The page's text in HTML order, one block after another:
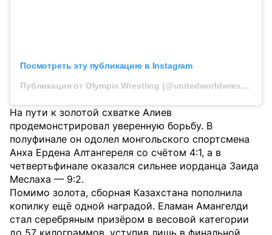
Посмотреть эту публикацию в Instagram
Публикация от Olympic Wrestling (@unitedworldwrestling)
На пути к золотой схватке Алиев
продемонстрировал уверенную борьбу. В
полуфинале он одолел монгольского спортсмена
Анха Ердена Алтангереля со счётом 4:1, а в
четвертьфинале оказался сильнее иорданца Заида
Меслаха — 9:2.
Помимо золота, сборная Казахстана пополнила
копилку ещё одной наградой. Еламан Амангелди
стал серебряным призёром в весовой категории